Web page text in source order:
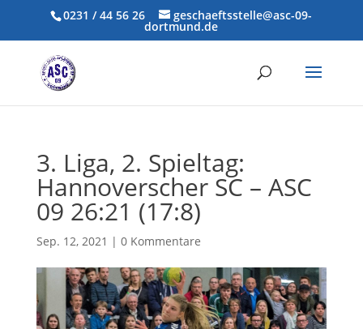
0231 / 44 56 26 geschaeftsstelle@asc-09-
dortmund.de
3. Liga, 2. Spieltag:
Hannoverscher SC – ASC
09 26:21 (17:8)
Sep. 12, 2021 | 0 Kommentare